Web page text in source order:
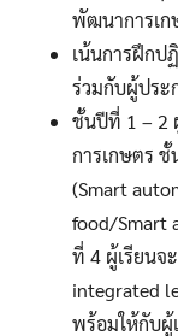
พัฒนาการเก
เน้นการฝึกป
ร่วมกับผู้ประ
ชั้นปีที่ 1 – 2
การเกษตร ชั้
(Smart
food/Smart
ที่ 4 ผู้เรียนจ
integrated
พร้อมให้กับผู้